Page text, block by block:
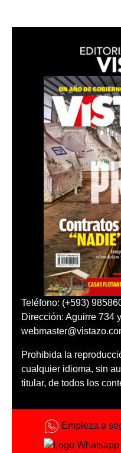
Teléfono: (+593)
Dirección: Aguirre 734
Prohibida la
cualquier idioma, sin
titular, de todos los
Empieza a